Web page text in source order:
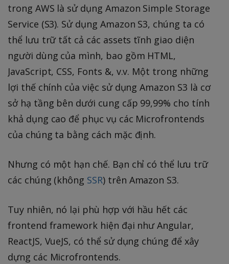
trong AWS là sử dụng Amazon Simple Storage
Service (S3). Sử dụng Amazon S3, chúng ta có
thể lưu trữ tất cả các assets tĩnh giao diện
người dùng của mình, bao gồm HTML,
JavaScript, CSS, Fonts &, v.v. Một trong những
lợi thế chính của việc sử dụng Amazon S3 là cơ
sở hạ tầng bên dưới cung cấp 99,99% cho tính
khả dụng cao để phục vụ các Microfrontends
của chúng ta bằng cách mặc định.
Nhưng có một hạn chế. Bạn chỉ có thể lưu trữ
các chúng (không SSR) trên Amazon S3.
Tuy nhiên, nó lại phù hợp với hầu hết các
frontend framework hiện đại như Angular,
ReactJS, VueJS, có thể sử dụng chúng để xây
dựng các Microfrontends.